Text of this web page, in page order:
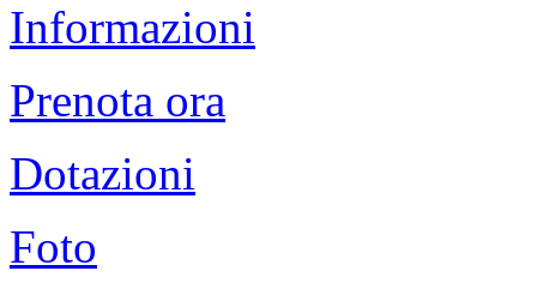
Informazioni
Prenota ora
Dotazioni
Foto